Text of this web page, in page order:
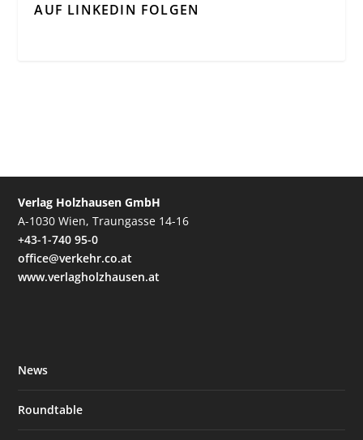
AUF LINKEDIN FOLGEN
Verlag Holzhausen GmbH
A-1030 Wien, Traungasse 14-16
+43-1-740 95-0
office@verkehr.co.at
www.verlagholzhausen.at
News
Roundtable